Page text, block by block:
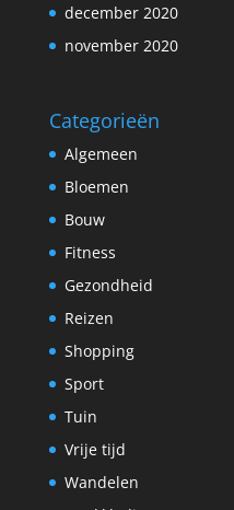
december 2020
november 2020
Categorieën
Algemeen
Bloemen
Bouw
Fitness
Gezondheid
Reizen
Shopping
Sport
Tuin
Vrije tijd
Wandelen